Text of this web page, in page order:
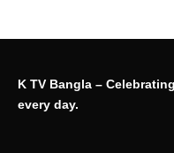
K TV Bangla –
every day.